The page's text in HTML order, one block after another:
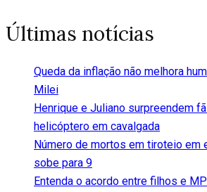
Últimas notícias
Queda da inflação não melhora
Milei
Henrique e Juliano surpreendem
helicóptero em cavalgada
Número de mortos em tiroteio em
sobe para 9
Entenda o acordo entre filhos e